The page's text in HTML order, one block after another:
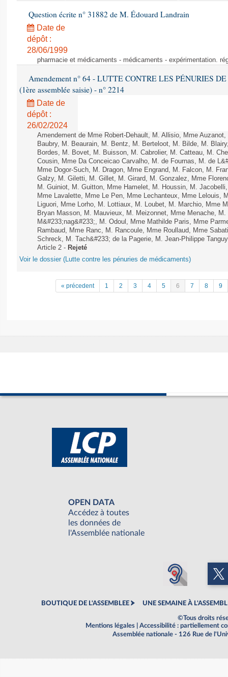
Question écrite n° 31882 de M. Édouard Landrain
Date de
dépôt :
28/06/1999
pharmacie et médicaments - médicaments - expérimentation.
Amendement n° 64 - LUTTE CONTRE LES PÉNURIES
(1ère assemblée saisie) - n° 2214
Date de
dépôt :
26/02/2024
Amendement de Mme Robert-Dehault, M. Allisio, Mme
Baubry, M. Beaurain, M. Bentz, M. Berteloot, M. Bilde, M.
Bordes, M. Bovet, M. Buisson, M. Cabrolier, M. Catteau, M.
Cousin, Mme Da Conceicao Carvalho, M. de Fournas, M. de
Mme Dogor-Such, M. Dragon, Mme Engrand, M. Falcon, M.
Galzy, M. Giletti, M. Gillet, M. Girard, M. Gonzalez, Mme
M. Guiniot, M. Guitton, Mme Hamelet, M. Houssin, M.
Mme Lavalette, Mme Le Pen, Mme Lechanteux, Mme Lelouis,
Liguori, Mme Lorho, M. Lottiaux, M. Loubet, M. Marchio, Mme
Bryan Masson, M. Mauvieux, M. Meizonnet, Mme Menache,
M&#233;nag&#233;, M. Odoul, Mme Mathilde Paris, Mme
Rambaud, Mme Ranc, M. Rancoule, Mme Roullaud, Mme
Schreck, M. Tach&#233; de la Pagerie, M. Jean-Philippe
Article 2 - Rejeté
Voir le dossier (Lutte contre les pénuries de médicaments)
« précedent 1 2 3 4 5 6 7 8 9
OPEN DATA
Accédez à toutes
les données de
l'Assemblée nationale
BOUTIQUE DE L'ASSEMBLEE UNE SEMAINE À
©Tous droits
Mentions légales
Accessibilité : partiellement
Assemblée nationale - 126 Rue de